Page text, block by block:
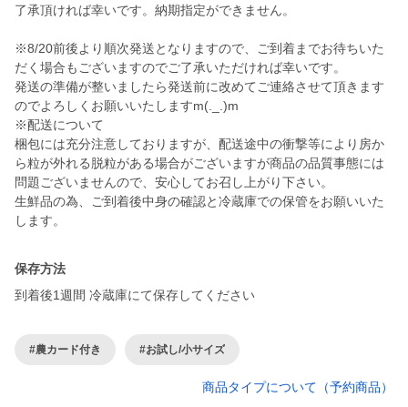
了承頂ければ幸いです。納期指定ができません。
※8/20前後より順次発送となりますので、ご到着までお待ちいた
だく場合もございますのでご了承いただければ幸いです。
発送の準備が整いましたら発送前に改めてご連絡させて頂きます
のでよろしくお願いいたしますm(._.)m
※配送について
梱包には充分注意しておりますが、配送途中の衝撃等により房か
ら粒が外れる脱粒がある場合がございますが商品の品質事態には
問題ございませんので、安心してお召し上がり下さい。
生鮮品の為、ご到着後中身の確認と冷蔵庫での保管をお願いいた
します。
保存方法
到着後1週間 冷蔵庫にて保存してください
#農カード付き #お試し/小サイズ
商品タイプについて（予約商品）